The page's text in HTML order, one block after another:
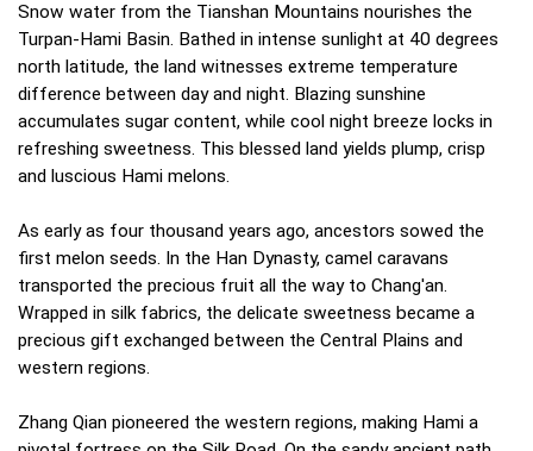
Snow water from the Tianshan Mountains nourishes the
Turpan-Hami Basin. Bathed in intense sunlight at 40 degrees
north latitude, the land witnesses extreme temperature
difference between day and night. Blazing sunshine
accumulates sugar content, while cool night breeze locks in
refreshing sweetness. This blessed land yields plump, crisp
and luscious Hami melons.
As early as four thousand years ago, ancestors sowed the
first melon seeds. In the Han Dynasty, camel caravans
transported the precious fruit all the way to Chang'an.
Wrapped in silk fabrics, the delicate sweetness became a
precious gift exchanged between the Central Plains and
western regions.
Zhang Qian pioneered the western regions, making Hami a